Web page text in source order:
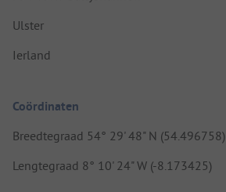
Ulster
Ierland
Coördinaten
Breedtegraad 54° 29' 48" N (54.496758)
Lengtegraad 8° 10' 24" W (-8.173425)